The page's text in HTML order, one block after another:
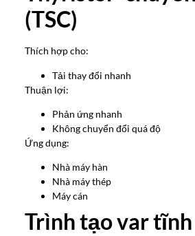
(TSC)
Thích hợp cho:
Tải thay đổi nhanh
Thuận lợi:
Phản ứng nhanh
Không chuyển đổi quá độ
Ứng dụng:
Nhà máy hàn
Nhà máy thép
Máy cán
Trình tạo var tĩnh